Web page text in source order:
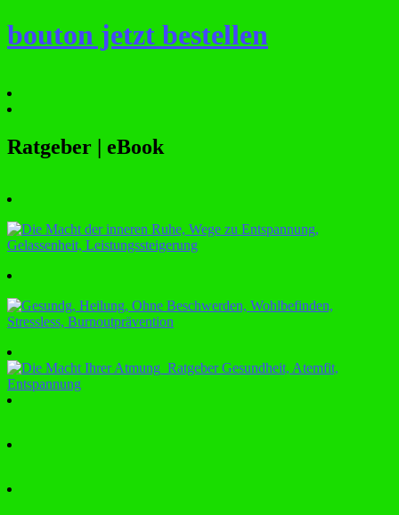
bouton jetzt bestellen
Ratgeber | eBook